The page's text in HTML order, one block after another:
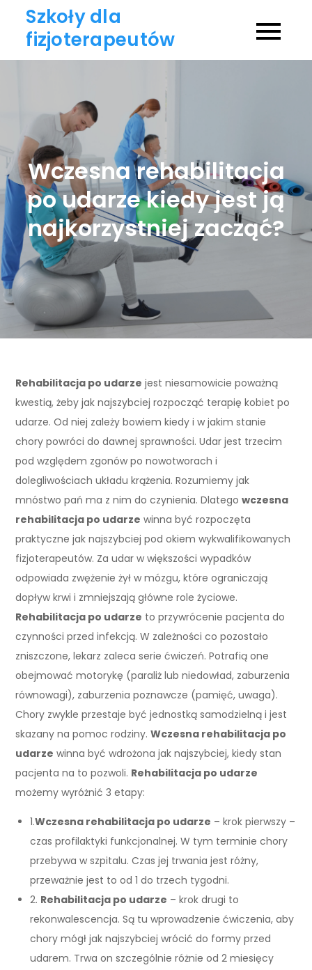
content
Szkoły dla
fizjoterapeutów
Wczesna rehabilitacja
po udarze kiedy jest ją
najkorzystniej zacząć?
Rehabilitacja po udarze jest niesamowicie poważną
kwestią, żeby jak najszybciej rozpocząć terapię kobiet po
udarze. Od niej zależy bowiem kiedy i w jakim stanie
chory powróci do dawnej sprawności. Udar jest trzecim
pod względem zgonów po nowotworach i
dolegliwościach układu krążenia. Rozumiemy jak
mnóstwo pań ma z nim do czynienia. Dlategowczesna
rehabilitacja po udarze winna być rozpoczęta
praktyczne jak najszybciej pod okiem wykwalifikowanych
fizjoterapeutów. Za udar w większości wypadków
odpowiada zwężenie żył w mózgu, które ograniczają
dopływ krwi i zmniejszają główne role życiowe.
Rehabilitacja po udarze to przywrócenie pacjenta do
czynności przed infekcją. W zależności co pozostało
zniszczone, lekarz zaleca serie ćwiczeń. Potrafią one
obejmować motorykę (paraliż lub niedowład, zaburzenia
równowagi), zaburzenia poznawcze (pamięć, uwaga).
Chory zwykle przestaje być jednostką samodzielną i jest
skazany na pomoc rodziny.Wczesna rehabilitacja po
udarze winna być wdrożona jak najszybciej, kiedy stan
pacjenta na to pozwoli. Rehabilitacja po udarze
możemy wyróżnić 3 etapy:
1.Wczesna rehabilitacja po udarze – krok pierwszy –
czas profilaktyki funkcjonalnej. W tym terminie chory
przebywa w szpitalu. Czas jej trwania jest różny,
przeważnie jest to od 1 do trzech tygodni.
2. Rehabilitacja po udarze – krok drugi to
rekonwalescencja. Są tu wprowadzenie ćwiczenia, aby
chory mógł jak najszybciej wrócić do formy przed
udarem. Trwa on szczególnie różnie od 2 miesięcy